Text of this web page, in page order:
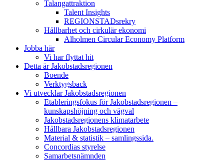
Talangattraktion
Talent Insights
REGIONSTADsrekry
Hållbarhet och cirkulär ekonomi
Alholmen Circular Economy Platform
Jobba här
Vi har flyttat hit
Detta är Jakobstadsregionen
Boende
Verktygsback
Vi utvecklar Jakobstadsregionen
Etableringsfokus för Jakobstadsregionen –
kunskapshöjning och vägval
Jakobstadsregionens klimatarbete
Hållbara Jakobstadsregionen
Material & statistik – samlingssida.
Concordias styrelse
Samarbetsnämnden